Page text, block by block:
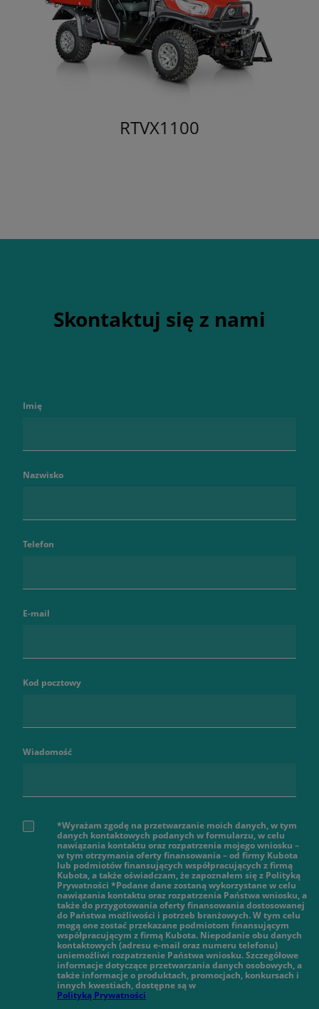
RTVX1100
Skontaktuj się z nami
Imię
Nazwisko
Telefon
E-mail
Kod pocztowy
Wiadomość
*Wyrażam zgodę na przetwarzanie moich danych, w tym
danych kontaktowych podanych w formularzu, w celu
nawiązania kontaktu oraz rozpatrzenia mojego wniosku –
w tym otrzymania oferty finansowania – od firmy Kubota
lub podmiotów finansujących współpracujących z firmą
Kubota, a także oświadczam, że zapoznałem się z Polityką
Prywatności *Podane dane zostaną wykorzystane w celu
nawiązania kontaktu oraz rozpatrzenia Państwa wniosku, a
także do przygotowania oferty finansowania dostosowanej
do Państwa możliwości i potrzeb branżowych. W tym celu
mogą one zostać przekazane podmiotom finansującym
współpracującym z firmą Kubota. Niepodanie obu danych
kontaktowych (adresu e-mail oraz numeru telefonu)
uniemożliwi rozpatrzenie Państwa wniosku. Szczegółowe
informacje dotyczące przetwarzania danych osobowych, a
także informacje o produktach, promocjach, konkursach i
innych kwestiach, dostępne są w
Polityką Prywatności